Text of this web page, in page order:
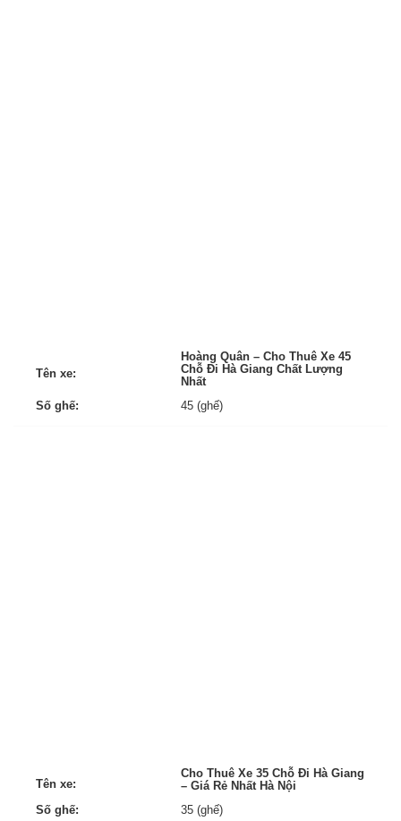
Tên xe:
Hoàng Quân – Cho Thuê Xe 45
Chỗ Đi Hà Giang Chất Lượng
Nhất
Số ghế:
45 (ghế)
Tên xe:
Cho Thuê Xe 35 Chỗ Đi Hà Giang
– Giá Rẻ Nhất Hà Nội
Số ghế:
35 (ghế)